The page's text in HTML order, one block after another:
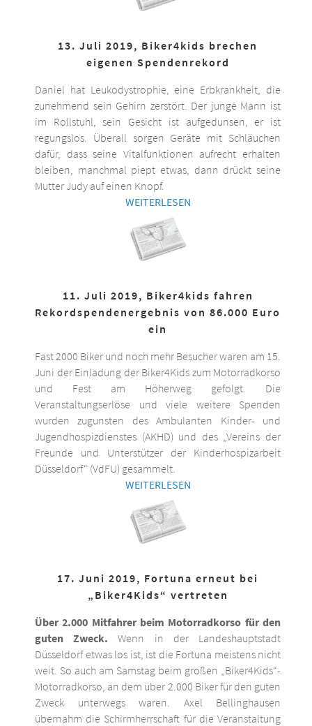
13. Juli 2019, Biker4kids brechen
eigenen Spendenrekord
Daniel hat Leukodystrophie, eine Erbkrankheit, die
zunehmend sein Gehirn zerstört. Der junge Mann ist
im Rollstuhl, sein Gesicht ist aufgedunsen, er ist
regungslos. Überall sorgen Geräte mit Schläuchen
dafür, dass seine Vitalfunktionen aufrecht erhalten
bleiben, manchmal piept etwas, dann drückt seine
Mutter Judy auf einen Knopf.
WEITERLESEN
11. Juli 2019, Biker4kids fahren
Rekordspendenergebnis von 86.000 Euro
ein
Fast 2000 Biker und noch mehr Besucher waren am 15.
Juni der Einladung der Biker4Kids zum Motorradkorso
und Fest am Höherweg gefolgt. Die
Veranstaltungserlöse und viele weitere Spenden
wurden zugunsten des Ambulanten Kinder- und
Jugendhospizdienstes (AKHD) und des „Vereins der
Freunde und Unterstützer der Kinderhospizarbeit
Düsseldorf“ (VdFU) gesammelt.
WEITERLESEN
17. Juni 2019, Fortuna erneut bei
„Biker4Kids“ vertreten
Über 2.000 Mitfahrer beim Motorradkorso für den
guten Zweck. Wenn in der Landeshauptstadt
Düsseldorf etwas los ist, ist die Fortuna meistens nicht
weit. So auch am Samstag beim großen „Biker4Kids“-
Motorradkorso, an dem über 2.000 Biker für den guten
Zweck unterwegs waren. Axel Bellinghausen
übernahm die Schirmherrschaft für die Veranstaltung